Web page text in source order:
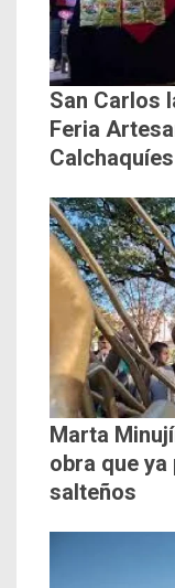
San Carlos
Feria
Calchaquíes
Marta
obra que
salteños